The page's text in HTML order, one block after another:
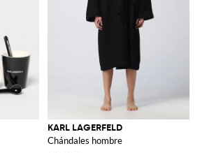
KARL LAGERFELD
Chándales hombre